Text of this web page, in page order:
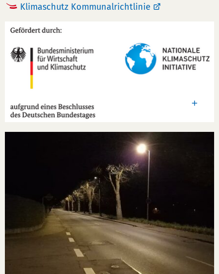
Klimaschutz Kommunalrichtlinie